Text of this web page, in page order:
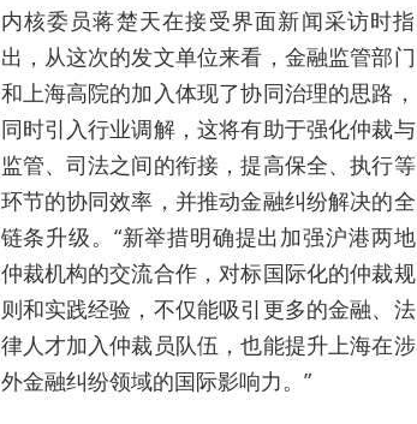
内核委员蒋楚天在接受界面新闻采访时指
出，从这次的发文单位来看，金融监管部门
和上海高院的加入体现了协同治理的思路，
同时引入行业调解，这将有助于强化仲裁与
监管、司法之间的衔接，提高保全、执行等
环节的协同效率，并推动金融纠纷解决的全
链条升级。“新举措明确提出加强沪港两地
仲裁机构的交流合作，对标国际化的仲裁规
则和实践经验，不仅能吸引更多的金融、法
律人才加入仲裁员队伍，也能提升上海在涉
外金融纠纷领域的国际影响力。”